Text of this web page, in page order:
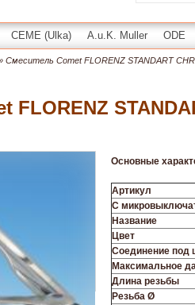
CEME (Ulka) A.u.K. Muller ODE
Смеситель Comet FLORENZ STANDART
FLORENZ
Основные
Артикул
С
Название
Цвет
Соединение под
Максимальное
Длина резьбы
Резьба Ø